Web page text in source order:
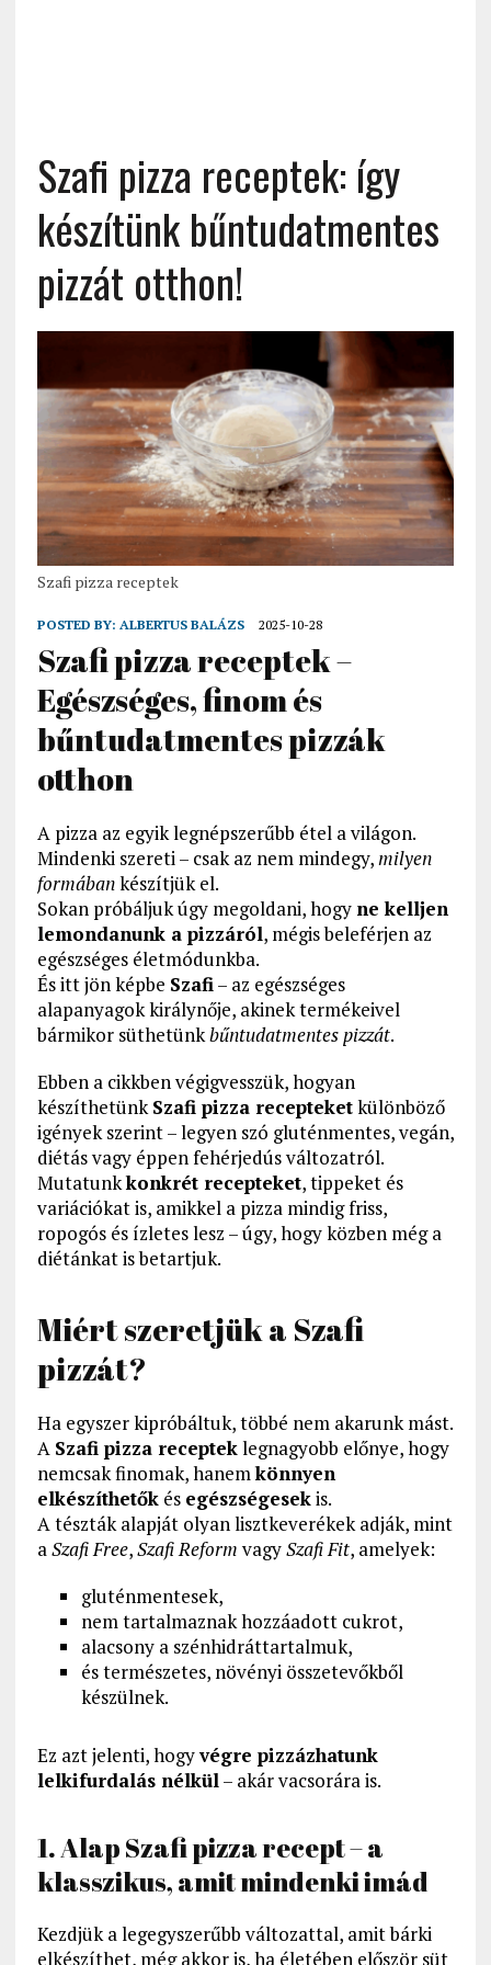
Szafi pizza receptek: így
készítünk bűntudatmentes
pizzát otthon!
Szafi pizza receptek
POSTED BY: ALBERTUS BALÁZS 2025-10-28
Szafi pizza receptek –
Egészséges, finom és
bűntudatmentes pizzák
otthon
A pizza az egyik legnépszerűbb étel a világon.
Mindenki szereti – csak az nem mindegy,milyen
formábankészítjük el.
Sokan próbáljuk úgy megoldani, hogy ne kelljen
lemondanunk a pizzáról, mégis beleférjen az
egészséges életmódunkba.
És itt jön képbe Szafi– az egészséges
alapanyagok királynője, akinek termékeivel
bármikor süthetünkbűntudatmentes pizzát.
Ebben a cikkben végigvesszük, hogyan
készíthetünkSzafi pizza recepteketkülönböző
igények szerint – legyen szó gluténmentes, vegán,
diétás vagy éppen fehérjedús változatról.
Mutatunkkonkrét recepteket, tippeket és
variációkat is, amikkel a pizza mindig friss,
ropogós és ízletes lesz – úgy, hogy közben még a
diétánkat is betartjuk.
Miért szeretjük a Szafi
pizzát?
Ha egyszer kipróbáltuk, többé nem akarunk mást.
A Szafi pizza recepteklegnagyobb előnye, hogy
nemcsak finomak, hanemkönnyen
elkészíthetőkés egészségesekis.
A tészták alapját olyan lisztkeverékek adják, mint
aSzafi Free,Szafi Reform vagySzafi Fit, amelyek:
gluténmentesek,
nem tartalmaznak hozzáadott cukrot,
alacsony a szénhidráttartalmuk,
és természetes, növényi összetevőkből
készülnek.
Ez azt jelenti, hogyvégre pizzázhatunk
lelkifurdalás nélkül– akár vacsorára is.
1. Alap Szafi pizza recept – a
klasszikus, amit mindenki imád
Kezdjük a legegyszerűbb változattal, amit bárki
elkészíthet, még akkor is, ha életében először süt